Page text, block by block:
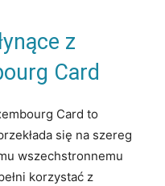
z
Card
Card to
się na szereg
wszechstronnemu
korzystać z